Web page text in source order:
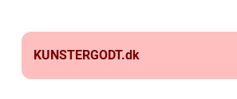
KUNSTERGODT.dk